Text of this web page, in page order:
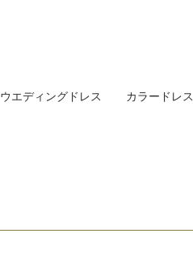
ウエディングドレス カラードレス